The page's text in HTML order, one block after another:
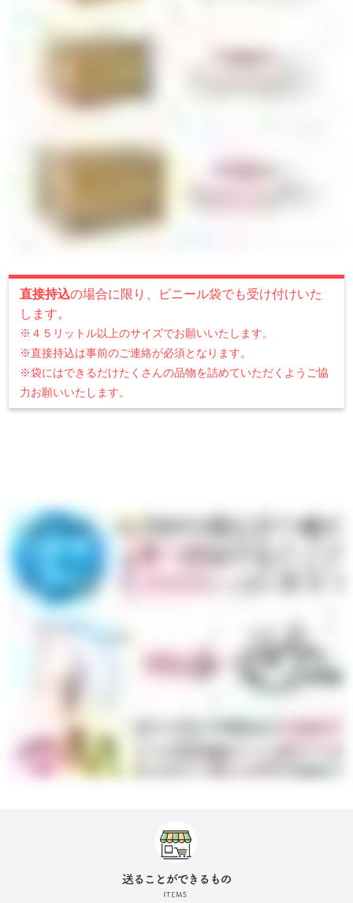
直接持込の場合に限り、ビニール袋でも受け付けいた
します。
※４５リットル以上のサイズでお願いいたします。
※直接持込は事前のご連絡が必須となります。
※袋にはできるだけたくさんの品物を詰めていただくようご協
力お願いいたします。